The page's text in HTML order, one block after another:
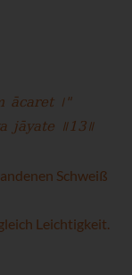
ācaret ।"
jāyate ॥13॥
Schweiß
Leichtigkeit.